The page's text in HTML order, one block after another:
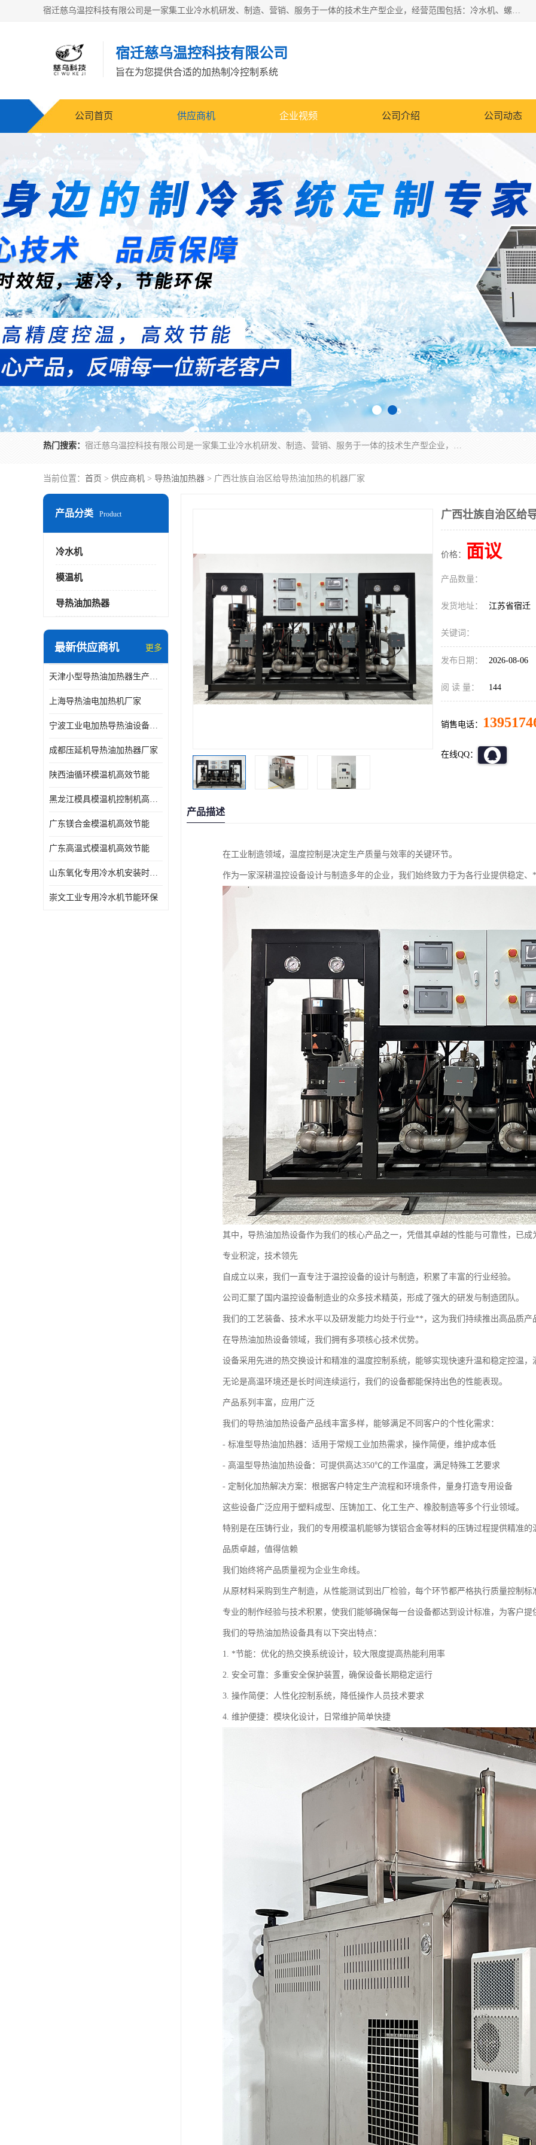
宿迁慈乌温控科技有限公司是一家集工业冷水机研发、制造、营销、服务于一体的技术生产型企业，经营范围包括：冷水机、螺杆式冷水机组、工业冷水机、水冷式冷水机、风冷式冷水机组、风冷螺杆式冷冻机组、冷冻机、注塑专用冷水机、混泥土专用冷水机、低温防爆冷水机组等。专业温控设备供应商 模温机/冷水机/导热油炉定制服务等
宿迁慈乌温控科技有限公司
旨在为您提供合适的加热制冷控制系统
公司首页 供应商机 企业视频 公司介绍 公司动态
热门搜索： 宿迁慈乌温控科技有限公司是一家集工业冷水机研发、制造、营销、服务于一体的技术生产型企业，经营范围包括：冷水机、螺杆式冷水机组、工业冷水机、水冷式冷水机、风冷式冷水机组、风冷螺杆式冷冻机组、冷冻机、注塑专用冷水机、混泥土专用冷水机、低温防爆冷水机组等。专业温控设备供应商 模温机/冷水机/导热油炉定制服务等
当前位置： 首页 > 供应商机 > 导热油加热器 > 广西壮族自治区给导热油加热的机器厂家
产品分类 Product
冷水机
模温机
导热油加热器
最新供应商机 更多
天津小型导热油加热器生产厂家
上海导热油电加热机厂家
宁波工业电加热导热油设备生产厂家
成都压延机导热油加热器厂家
陕西油循环模温机高效节能
黑龙江模具模温机控制机高效节能
广东镁合金模温机高效节能
广东高温式模温机高效节能
山东氧化专用冷水机安装时效短速冷
崇文工业专用冷水机节能环保
广西壮族自治区给
价格： 面议
产品数量：
发货地址： 江苏省宿迁
关键词：
发布日期： 2026-08-06
阅 读 量： 144
销售电话：
在线QQ：
产品描述
在工业制造领域，温度控制是决定生产质量与效率的关键环节。
作为一家深耕温控设备设计与制造多年的企业，我们始终致力于为各行业提供稳定
其中，导热油加热设备作为我们的核心产品之一，凭借其卓越的性能与可靠性，已
专业积淀，技术领先
自成立以来，我们一直专注于温控设备的设计与制造，积累了丰富的行业经验。
公司汇聚了国内温控设备制造业的众多技术精英，形成了强大的研发与制造团队。
我们的工艺装备、技术水平以及研发能力均处于行业**，这为我们持续推出高品质产
在导热油加热设备领域，我们拥有多项核心技术优势。
设备采用先进的热交换设计和精准的温度控制系统，能够实现快速升温和稳定控温
无论是高温环境还是长时间连续运行，我们的设备都能保持出色的性能表现。
产品系列丰富，应用广泛
我们的导热油加热设备产品线丰富多样，能够满足不同客户的个性化需求：
- 标准型导热油加热器：适用于常规工业加热需求，操作简便，维护成本低
- 高温型导热油加热设备：可提供高达350℃的工作温度，满足特殊工艺要求
- 定制化加热解决方案：根据客户特定生产流程和环境条件，量身打造专用设备
这些设备广泛应用于塑料成型、压铸加工、化工生产、橡胶制造等多个行业领域。
特别是在压铸行业，我们的专用模温机能够为镁铝合金等材料的压铸过程提供精准
品质卓越，值得信赖
我们始终将产品质量视为企业生命线。
从原材料采购到生产制造，从性能测试到出厂检验，每个环节都严格执行质量控制标
专业的制作经验与技术积累，使我们能够确保每一台设备都达到设计标准，为客户提
我们的导热油加热设备具有以下突出特点：
1. *节能：优化的热交换系统设计，较大限度提高热能利用率
2. 安全可靠：多重安全保护装置，确保设备长期稳定运行
3. 操作简便：人性化控制系统，降低操作人员技术要求
4. 维护便捷：模块化设计，日常维护简单快捷